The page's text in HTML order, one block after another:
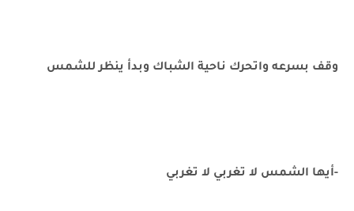
وقف بسرعه واتحرك ناحية الشباك وبدأ ينظر للشمس
-أيها الشمس لا تغربي لا تغربي